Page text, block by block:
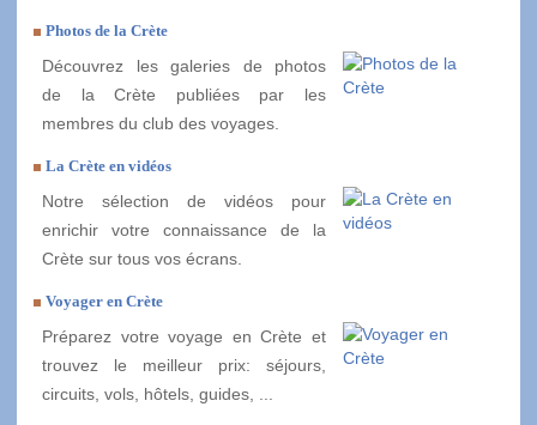
Photos de la Crète
Découvrez les galeries de photos
de la Crète publiées par les
membres du club des voyages.
La Crète en vidéos
Notre sélection de vidéos pour
enrichir votre connaissance de la
Crète sur tous vos écrans.
Voyager en Crète
Préparez votre voyage en Crète et
trouvez le meilleur prix: séjours,
circuits, vols, hôtels, guides, ...